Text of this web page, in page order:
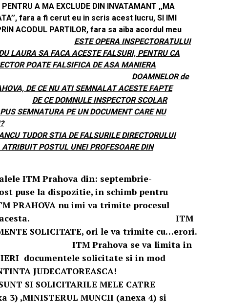
EXCLUDE DIN INVATAMANT ,,MA
fara a fi cerut eu in scris acest lucru, SI IMI
ACODUL PARTILOR, fara sa aiba acordul meu
Muncii) ! ESTE OPERA INSPECTORATULUI
LAURA SA FACA ACESTE FALSURI, PENTRU CA
POATE FALSIFICA DE ASA MANIERA
DOAMNELOR de
DE CE NU ATI SEMNALAT ACESTE FAPTE
DE CE DOMNULE INSPECTOR SCOLAR
SEMNATURA PE UN DOCUMENT CARE NU
TUDOR STIA DE FALSURILE DIRECTORULUI
POSTUL UNEI PROFESOARE DIN
ITM Prahova din: septembrie-
puse la dispozitie, in schimb pentru
PRAHOVA nu imi va trimite procesul
ANEXA la acesta. ITM
SOLICITATE, ori le va trimite cu…erori.
se va limita in
documentele solicitate si in mod
SENTINTA JUDECATOREASCA!
MELE CATRE
3) ,MINISTERUL MUNCII (anexa 4) si